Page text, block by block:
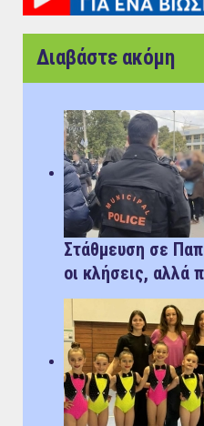
Διαβάστε ακόμη
Στάθμευση σε
οι κλήσεις, αλλά